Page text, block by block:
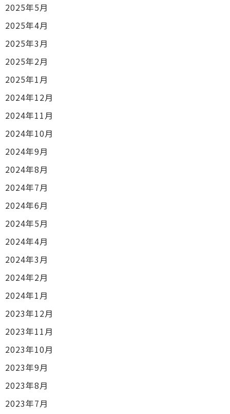
2025年5月
2025年4月
2025年3月
2025年2月
2025年1月
2024年12月
2024年11月
2024年10月
2024年9月
2024年8月
2024年7月
2024年6月
2024年5月
2024年4月
2024年3月
2024年2月
2024年1月
2023年12月
2023年11月
2023年10月
2023年9月
2023年8月
2023年7月